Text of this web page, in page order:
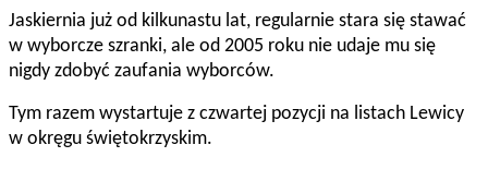
Jaskiernia już od kilkunastu lat, regularnie stara się stawać
w wyborcze szranki, ale od 2005 roku nie udaje mu się
nigdy zdobyć zaufania wyborców.
Tym razem wystartuje z czwartej pozycji na listach Lewicy
w okręgu świętokrzyskim.